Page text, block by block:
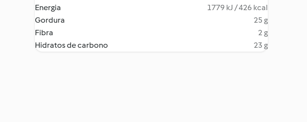
Energia
1779 kJ / 426 kcal
Gordura
25 g
Fibra
2 g
Hidratos de carbono
23 g